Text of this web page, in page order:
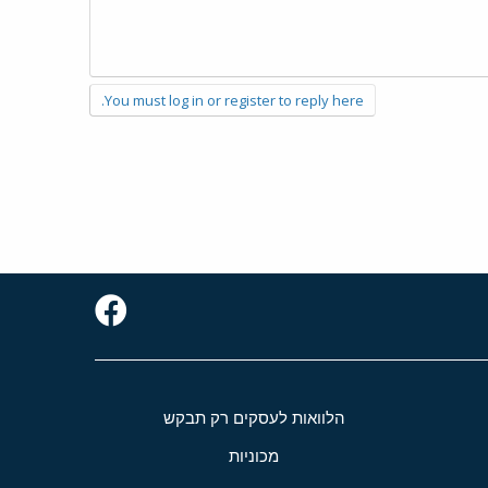
You must log in or register to reply here.
הלוואות לעסקים רק תבקש
מכוניות